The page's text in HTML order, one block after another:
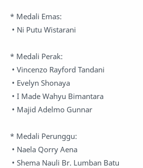
* Medali Emas:
• Ni Putu Wistarani
* Medali Perak:
• Vincenzo Rayford Tandani
• Evelyn Shonaya
• I Made Wahyu Bimantara
• Majid Adelmo Gunnar
* Medali Perunggu:
• Naela Qorry Aena
• Shema Nauli Br. Lumban Batu